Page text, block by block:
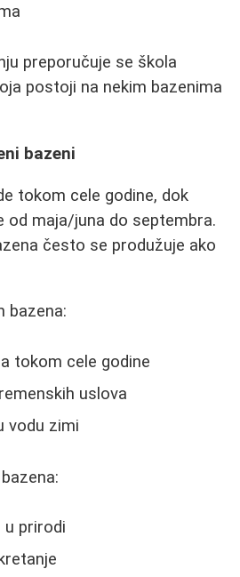
preporučuje se škola
postoji na nekim bazenima
bazeni
tokom cele godine, dok
od maja/juna do septembra.
često se produžuje ako
bazena:
tokom cele godine
uslova
vodu zimi
u prirodi